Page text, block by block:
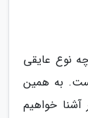
نوع عایقی
به همین
آشنا خواهیم